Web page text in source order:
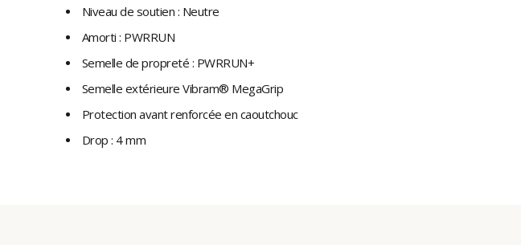
Niveau de soutien : Neutre
Amorti : PWRRUN
Semelle de propreté : PWRRUN+
Semelle extérieure Vibram® MegaGrip
Protection avant renforcée en caoutchouc
Drop : 4 mm